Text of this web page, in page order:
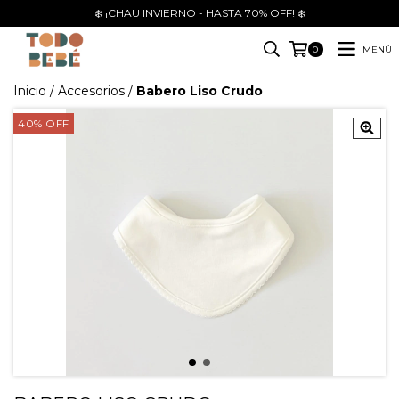
❄️ ¡CHAU INVIERNO - HASTA 70% OFF! ❄️
0 MENÚ
Inicio / Accesorios / Babero Liso Crudo
40% OFF